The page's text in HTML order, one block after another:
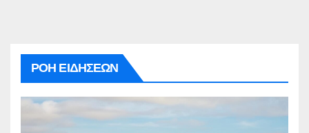
ΡΟΗ ΕΙΔΗΣΕΩΝ